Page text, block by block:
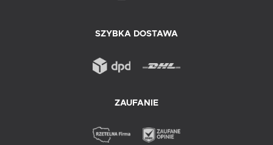
SZYBKA DOSTAWA
ZAUFANIE